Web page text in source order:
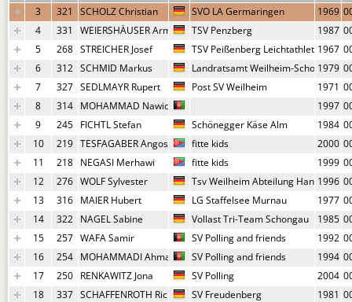
3
321 SCHOLZ Christian SVO LA Germaringen 1969
4
331 WEIERSHÄUSER Armin TSV Penzberg 1987
5
268 STREICHER Josef TSV Peißenberg Leichtathletik1967
6
312 SCHMID Markus Landratsamt Weilheim-Schongau
1979
7
327 SEDLMAYR Rupert Post SV Weilheim 1971
8
314 MOHAMMAD Nawid 1997
9
245 FICHTL Stefan Schönegger Käse Alm 1984
10
219 TESFAGABER Angosom fitte kids 2000
11
218 NEGASI Merhawi fitte kids 1999
12
276 WOLF Sylvester Tsv Weilheim Abteilung Handball
1996
13
316 MAIER Hubert LG Staffelsee Murnau 1977
14
322 NAGEL Sabine Vollast Tri-Team Schongau 1985
15
257 WAFA Samir SV Polling and friends 1992
16
254 MOHAMMADI Ahmad Ali SV Polling and friends 1994
17
250 RENKAWITZ Jona SV Polling 2004
18
337 SCHAFFENROTH Richard SV Freudenberg 1981